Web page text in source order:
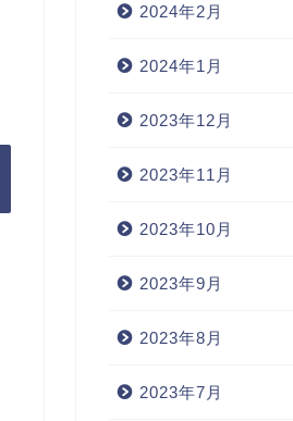
2024年2月
2024年1月
2023年12月
2023年11月
2023年10月
2023年9月
2023年8月
2023年7月